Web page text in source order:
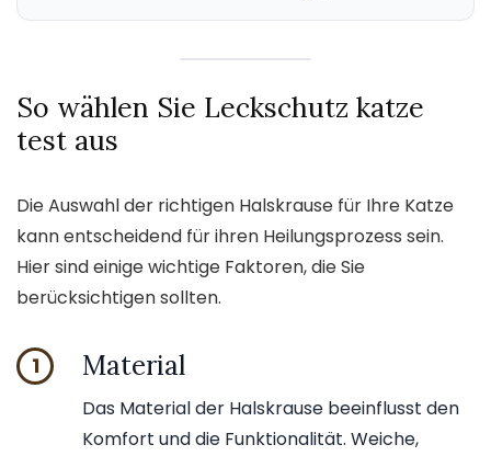
So wählen Sie Leckschutz katze
test aus
Die Auswahl der richtigen Halskrause für Ihre Katze
kann entscheidend für ihren Heilungsprozess sein.
Hier sind einige wichtige Faktoren, die Sie
berücksichtigen sollten.
1 Material
Das Material der Halskrause beeinflusst den
Komfort und die Funktionalität. Weiche,